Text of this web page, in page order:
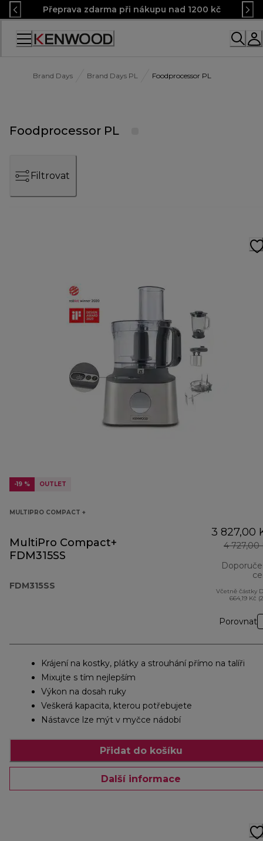
Skip
to
Content
Přeprava zdarma při nákupu nad 1200 kč
Accessibility
Brand Days Brand Days PL Foodprocessor PL
Foodprocessor PL
Filtrovat
-19 % OUTLET
MULTIPRO COMPACT +
MultiPro Compact+
FDM315SS
FDM315SS
3 827,00
4 727,00
Včetně částky
664,19 Kč
Porovnat
Krájení na kostky, plátky a strouhání přímo na talíři
Mixujte s tím nejlepším
Výkon na dosah ruky
Veškerá kapacita, kterou potřebujete
Nástavce lze mýt v myčce nádobí
Přidat do košíku
Další informace